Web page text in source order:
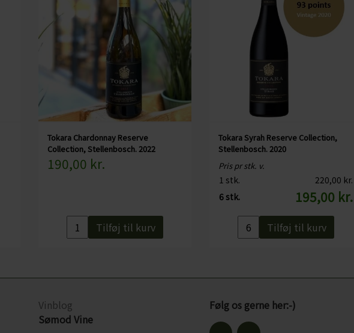
Tokara Chardonnay Reserve
Collection, Stellenbosch. 2022
190,00 kr.
Tilføj til kurv
Tokara Syrah Reserve Collection,
Stellenbosch. 2020
Pris pr stk. v.
1 stk.
220,00 kr.
6 stk.
195,00 kr.
Tilføj til kurv
Vinblog
Sømod Vine
Følg os gerne her:-)